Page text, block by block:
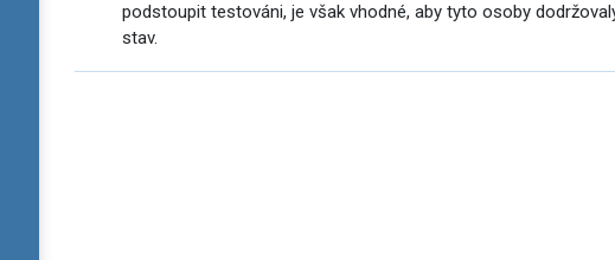
podstoupit testováni, je však vhodné, aby tyto osoby
stav.